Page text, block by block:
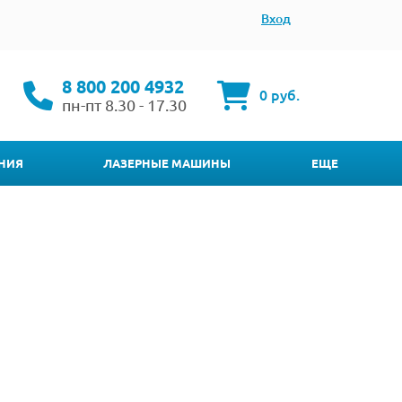
Вход
8 800 200 4932
пн-пт 8.30 - 17.30
0 руб.
ЛАЗЕРНЫЕ МАШИНЫ ЕЩЕ